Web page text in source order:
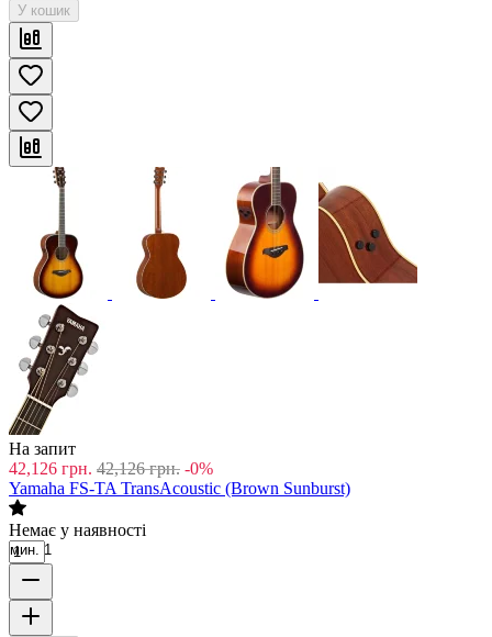
У кошик
На запит
42,126 грн. 42,126 грн. -0%
Yamaha FS-TA TransAcoustic (Brown Sunburst)
Немає у наявності
мин. 1